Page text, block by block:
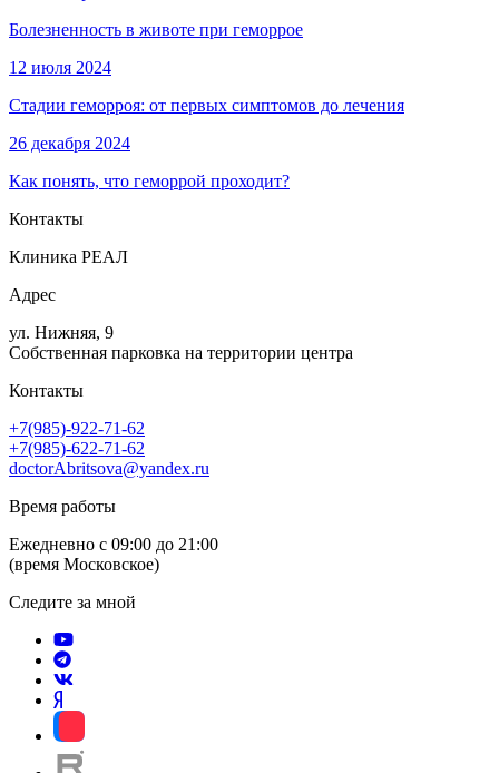
Болезненность в животе при геморрое
12 июля 2024
Стадии геморроя: от первых симптомов до лечения
26 декабря 2024
Как понять, что геморрой проходит?
Контакты
Клиника РЕАЛ
Адрес
ул. Нижняя, 9
Собственная парковка на территории центра
Контакты
+7(985)-922-71-62
+7(985)-622-71-62
doctorAbritsova@yandex.ru
Время работы
Ежедневно с 09:00 до 21:00
(время Московское)
Следите за мной